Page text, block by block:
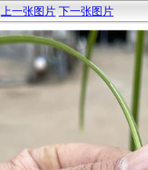
上一张图片 下一张图片